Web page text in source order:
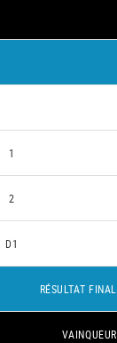
1
2
D1
RÉSULTAT FINAL
VAINQUEUR